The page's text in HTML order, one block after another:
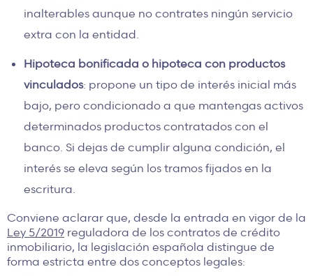
inalterables aunque no contrates ningún servicio
extra con la entidad.
Hipoteca bonificada o hipoteca con productos
vinculados: propone un tipo de interés inicial más
bajo, pero condicionado a que mantengas activos
determinados productos contratados con el
banco . Si dejas de cumplir alguna condición, el
interés se eleva según los tramos fijados en la
escritura.
Conviene aclarar que, desde la entrada en vigor de la
Ley 5/2019 reguladora de los contratos de crédito
inmobiliario, la legislación española distingue de
forma estricta entre dos conceptos legales: